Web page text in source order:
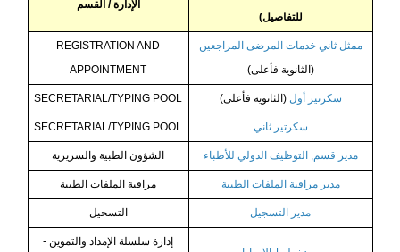
للتفاصيل)
الإدارة / القسم
ممثل ثاني خدمات المرضى المراجعين
(الثانوية فأعلى)
REGISTRATION AND
APPOINTMENT
سكرتير أول (الثانوية فأعلى) SECRETARIAL/TYPING POOL
سكرتير ثاني SECRETARIAL/TYPING POOL
مدير قسم, التوظيف الدولي للأطباء الشؤون الطبية والسريرية
مدير مراقبة الملفات الطبية مراقبة الملفات الطبية
مدير التسجيل التسجيل
إدارة سلسلة الإمداد والتموين -